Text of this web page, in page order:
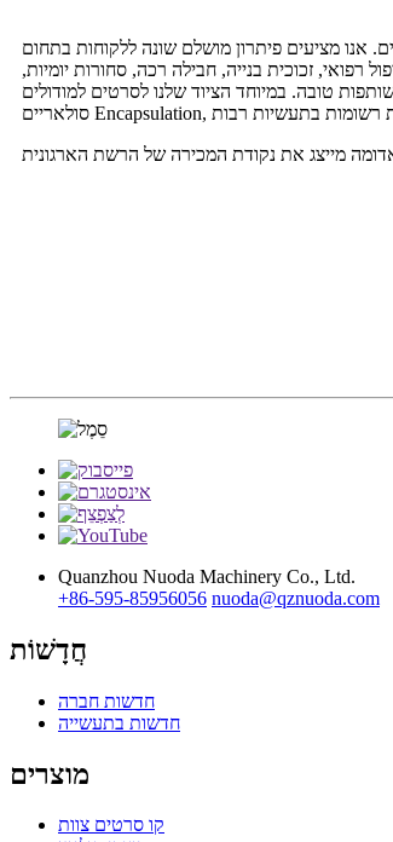
שלנו נמכר ל -15 מדינות ואזורים. אנו מציעים פיתרון מושלם שונה ללקוחות בתחום
רפואי, זכוכית בנייה, חבילה רכה, סחורות יומיות,
טובה. במיוחד הציוד שלנו לסרטים למודולים
Quanzhou Nuoda Machinery Co., Ltd.
+86-595-85956056 nuoda@qznuoda.com
חֲדָשׁוֹת
חדשות חברה
חדשות בתעשייה
מוצרים
קו סרטים צוות